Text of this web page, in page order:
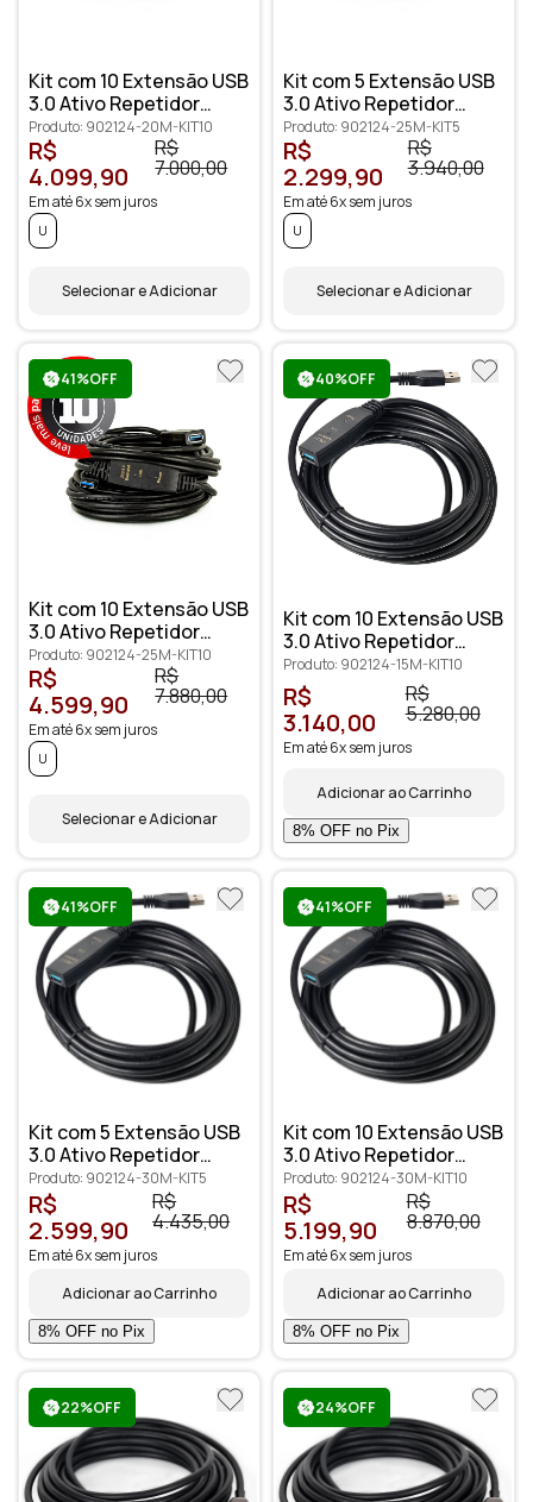
Kit com 10 Extensão USB
3.0 Ativo Repetidor
Macho Fêmea 20 metros
Produto: 902124-20M-KIT10
R$
4.099,90
R$
7.000,00
Em até 6x sem juros
U
Selecionar e Adicionar
Kit com 5 Extensão USB
3.0 Ativo Repetidor
Macho Fêmea 25 metros
Produto: 902124-25M-KIT5
R$
2.299,90
R$
3.940,00
Em até 6x sem juros
U
Selecionar e Adicionar
41%OFF
Kit com 10 Extensão USB
3.0 Ativo Repetidor
Macho Fêmea 25 metros
Produto: 902124-25M-KIT10
R$
4.599,90
R$
7.880,00
Em até 6x sem juros
U
Selecionar e Adicionar
40%OFF
Kit com 10 Extensão USB
3.0 Ativo Repetidor
Macho Fêmea 15 metros
Produto: 902124-15M-KIT10
R$
3.140,00
R$
5.280,00
Em até 6x sem juros
Adicionar ao Carrinho
41%OFF
Kit com 5 Extensão USB
3.0 Ativo Repetidor
Macho Fêmea 30 metros
Produto: 902124-30M-KIT5
R$
2.599,90
R$
4.435,00
Em até 6x sem juros
Adicionar ao Carrinho
41%OFF
Kit com 10 Extensão USB
3.0 Ativo Repetidor
Macho Fêmea 30 metros
Produto: 902124-30M-KIT10
R$
5.199,90
R$
8.870,00
Em até 6x sem juros
Adicionar ao Carrinho
22%OFF 24%OFF